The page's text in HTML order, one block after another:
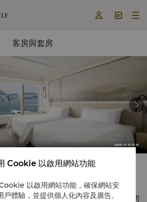
  
客房與套房

的殷勤待客之道享負盛名，酒店共設544間
Cookie 以啟用網站功能
以啟用網站功能，確保網站安
體驗，並提供個人化內容及廣告。